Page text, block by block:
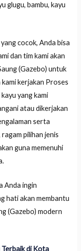
glugu, bambu, kayu
cocok, Anda bisa
dan tim kami akan
(Gazebo) untuk
kerjakan Proses
yang kami
atau dikerjakan
serta
pilihan jenis
guna memenuhi
Anda ingin
hati akan membantu
(Gazebo) modern
Terbaik di Kota